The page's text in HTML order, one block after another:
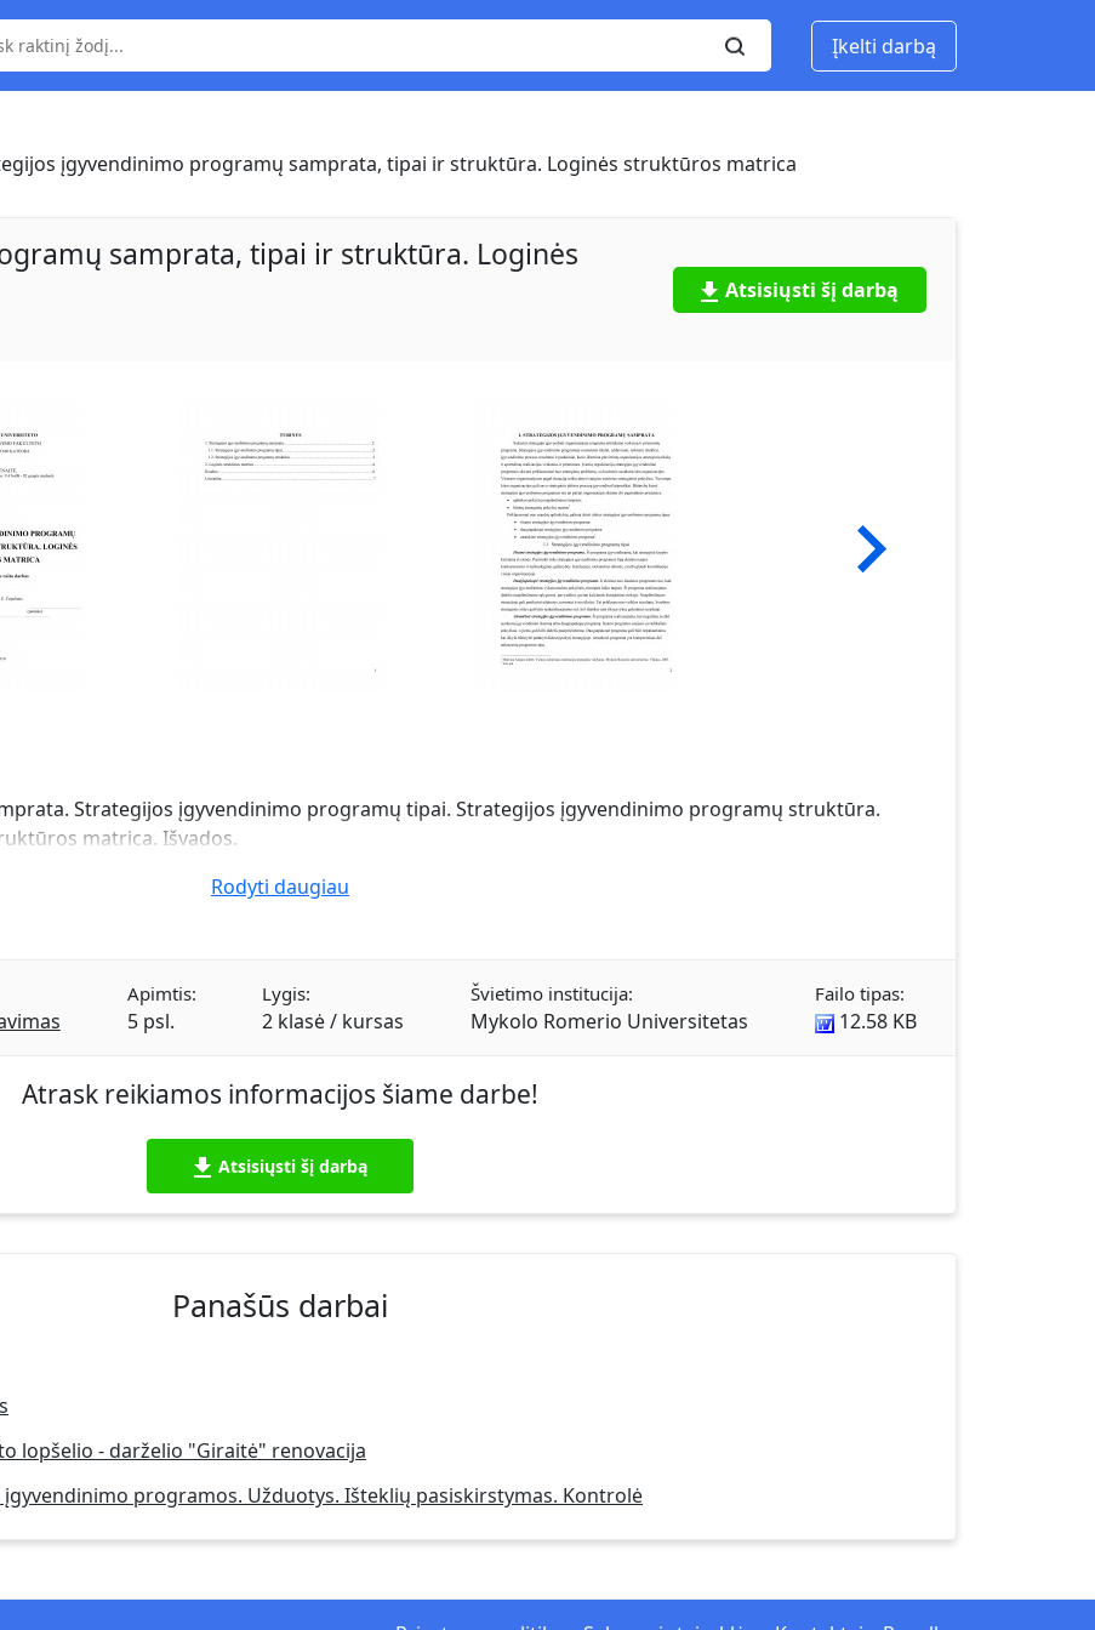
Įkelti darbą
įgyvendinimo programų samprata, tipai ir struktūra. Loginės struktūros matrica
samprata, tipai ir struktūra. Loginės
Atsisiųsti šį darbą
Strategijos įgyvendinimo programų tipai. Strategijos įgyvendinimo programų struktūra.
matrica. Išvados.
Rodyti daugiau
Apimtis:
5 psl.
Lygis:
2 klasė / kursas
Švietimo institucija:
Mykolo Romerio Universitetas
Failo tipas:
12.58 KB
Atrask reikiamos informacijos šiame darbe!
Atsisiųsti šį darbą
Panašūs darbai
lopšelio - darželio "Giraitė" renovacija
programos. Užduotys. Išteklių pasiskirstymas. Kontrolė